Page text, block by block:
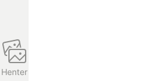
Henter